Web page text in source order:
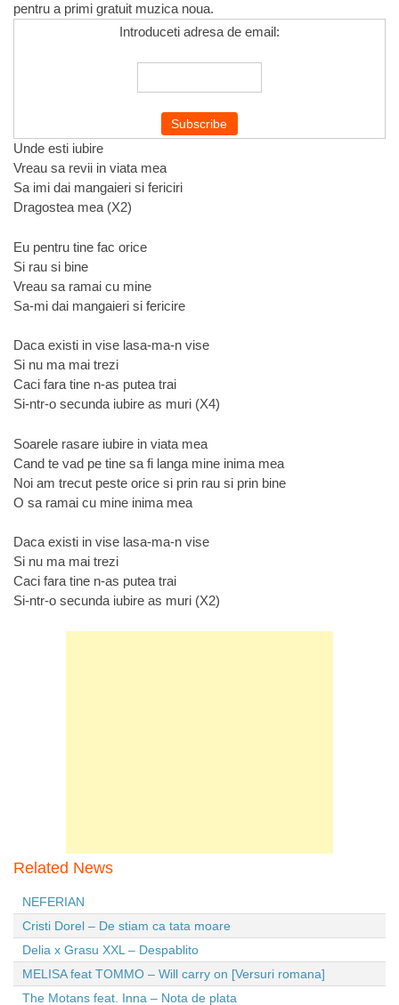
pentru a primi gratuit muzica noua.
Introduceti adresa de email:
Unde esti iubire
Vreau sa revii in viata mea
Sa imi dai mangaieri si fericiri
Dragostea mea (X2)
Eu pentru tine fac orice
Si rau si bine
Vreau sa ramai cu mine
Sa-mi dai mangaieri si fericire
Daca existi in vise lasa-ma-n vise
Si nu ma mai trezi
Caci fara tine n-as putea trai
Si-ntr-o secunda iubire as muri (X4)
Soarele rasare iubire in viata mea
Cand te vad pe tine sa fi langa mine inima mea
Noi am trecut peste orice si prin rau si prin bine
O sa ramai cu mine inima mea
Daca existi in vise lasa-ma-n vise
Si nu ma mai trezi
Caci fara tine n-as putea trai
Si-ntr-o secunda iubire as muri (X2)
Related News
NEFERIAN
Cristi Dorel – De stiam ca tata moare
Delia x Grasu XXL – Despablito
MELISA feat TOMMO – Will carry on [Versuri romana]
The Motans feat. Inna – Nota de plata